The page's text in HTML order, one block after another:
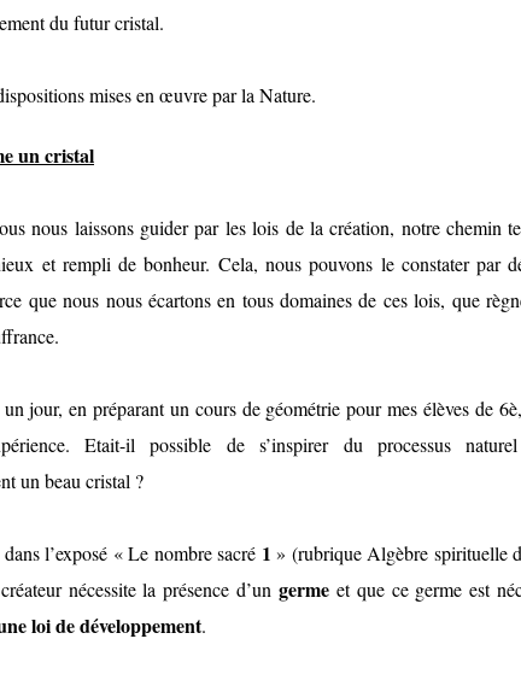
du futur cristal.
mises en œuvre par la Nature.
un cristal
nous laissons guider par les lois de la création, notre chemin
et rempli de bonheur. Cela, nous pouvons le constater par
que nous nous écartons en tous domaines de ces lois, que
jour, en préparant un cours de géométrie pour mes élèves de
Etait-il possible de s’inspirer du processus
un beau cristal ?
l’exposé « Le nombre sacré 1 » (rubrique Algèbre spirituelle
nécessite la présence d’un germe et que ce germe est
loi de développement.